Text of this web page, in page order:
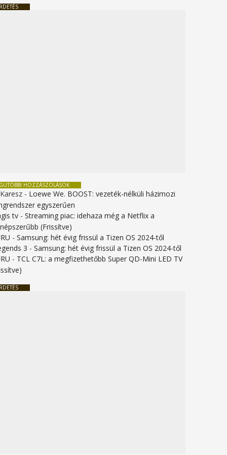
HOZZÁSZÓLÁSOK
- Loewe We. BOOST: vezeték-nélküli házimozi
egyszerűen
tv -Streaming piac: idehaza még a Netflix a
(Frissítve)
-Samsung: hét évig frissül a Tizen OS 2024-től
3 -Samsung: hét évig frissül a Tizen OS 2024-től
- TCL C7L: a megfizethetőbb Super QD-Mini LED TV